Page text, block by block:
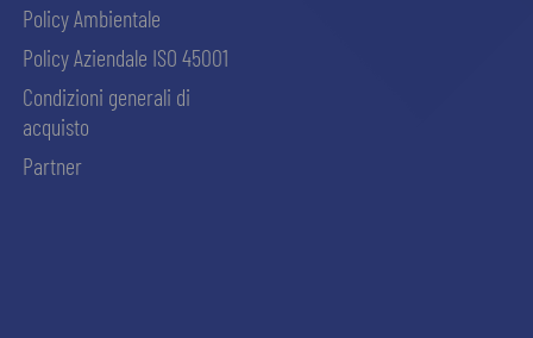
Policy Ambientale
Policy Aziendale ISO 45001
Condizioni generali di
acquisto
Partner